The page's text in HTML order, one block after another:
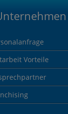
Vorteile